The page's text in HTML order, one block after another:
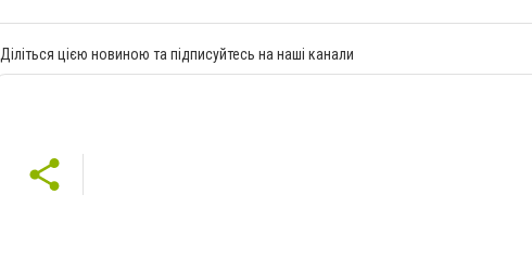
Діліться цією новиною та підписуйтесь на наші канали